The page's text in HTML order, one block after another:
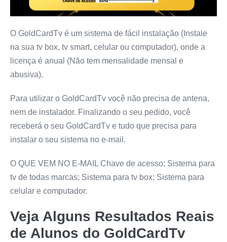
O GoldCardTv é um sistema de fácil instalação (Instale
na sua tv box, tv smart, celular ou computador), onde a
licença é anual (Não tem mensalidade mensal e
abusiva).
Para utilizar o GoldCardTv você não precisa de antena,
nem de instalador. Finalizando o seu pedido, você
receberá o seu GoldCardTv e tudo que precisa para
instalar o seu sistema no e-mail.
O QUE VEM NO E-MAIL Chave de acesso; Sistema para
tv de todas marcas; Sistema para tv box; Sistema para
celular e computador.
Veja Alguns Resultados Reais
de Alunos do GoldCardTv